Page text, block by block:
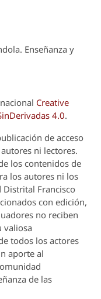
Enseñanza y
Creative
4.0.
de acceso
ni lectores.
los contenidos de
los autores ni los
Distrital Francisco
con edición,
no reciben
valiosa
todos los actores
aporte al
de las